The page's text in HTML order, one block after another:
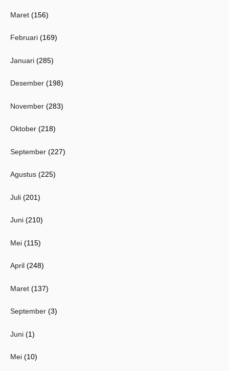
Maret (156)
Februari (169)
Januari (285)
Desember (198)
November (283)
Oktober (218)
September (227)
Agustus (225)
Juli (201)
Juni (210)
Mei (115)
April (248)
Maret (137)
September (3)
Juni (1)
Mei (10)